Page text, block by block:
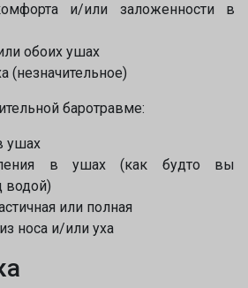
и/или заложенности в
обоих ушах
(незначительное)
баротравме:
ушах
в ушах (как будто вы
водой)
или полная
носа и/или уха